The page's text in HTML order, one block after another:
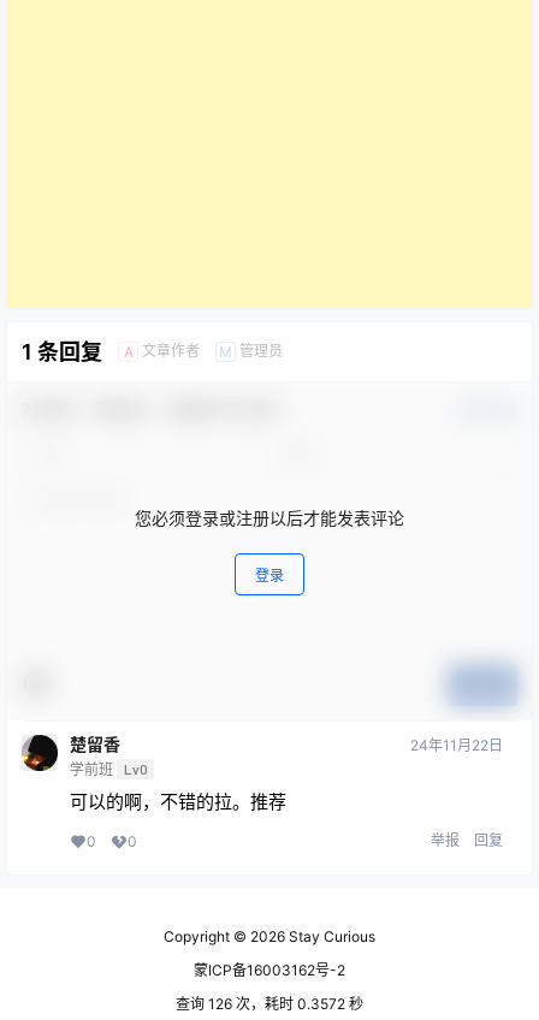
1 条回复 A 文章作者 M 管理员
您必须登录或注册以后才能发表评论
登录
楚留香
学前班 Lv0
24年11月22日
可以的啊，不错的拉。推荐
0 0 举报 回复
Copyright © 2026 Stay Curious
蒙ICP备16003162号-2
查询 126 次，耗时 0.3572 秒